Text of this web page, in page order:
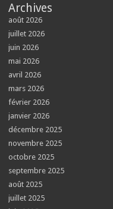
Archives
août 2026
juillet 2026
juin 2026
mai 2026
avril 2026
mars 2026
février 2026
janvier 2026
décembre 2025
novembre 2025
octobre 2025
septembre 2025
août 2025
juillet 2025